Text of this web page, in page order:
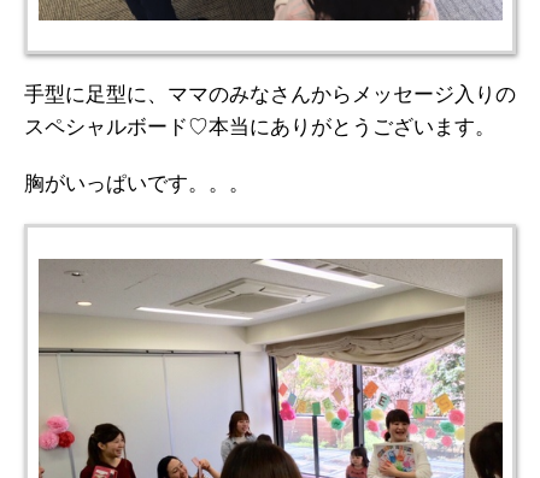
手型に足型に、ママのみなさんからメッセージ入りの
スペシャルボード♡本当にありがとうございます。
胸がいっぱいです。。。